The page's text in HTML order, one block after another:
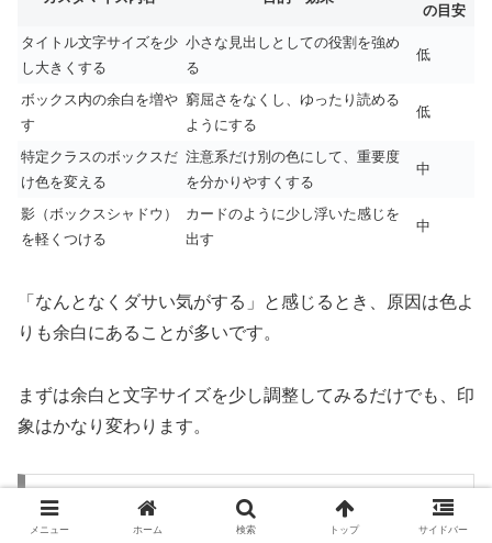
の目安
タイトル文字サイズを少
し大きくする
小さな見出しとしての役割を強め
る
低
ボックス内の余白を増や
す
窮屈さをなくし、ゆったり読める
ようにする
低
特定クラスのボックスだ
け色を変える
注意系だけ別の色にして、重要度
を分かりやすくする
中
影（ボックスシャドウ）
を軽くつける
カードのように少し浮いた感じを
出す
中
「なんとなくダサい気がする」と感じるとき、原因は色よ
りも余白にあることが多いです。
まずは余白と文字サイズを少し調整してみるだけでも、印
象はかなり変わります。
カスタマイズ前に気をつけたいポイント
メニュー ホーム 検索 トップ サイドバー